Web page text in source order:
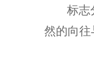
标志
然的向往